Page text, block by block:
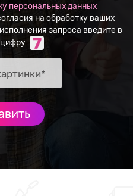
персональных данных
на обработку ваших
запроса введите в